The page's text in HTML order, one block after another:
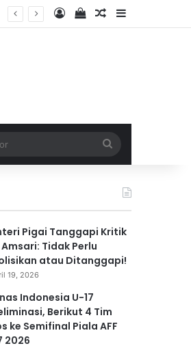
Log InView your
Random Article
Sidebar
for
Pigai Tanggapi Kritik
Amsari: Tidak Perlu
atau Ditanggapi!
19, 2026
Indonesia U-17
Berikut 4 Tim
ke Semifinal Piala AFF
2026